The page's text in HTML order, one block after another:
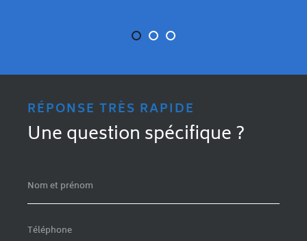
RÉPONSE TRÈS RAPIDE
Une question spécifique ?